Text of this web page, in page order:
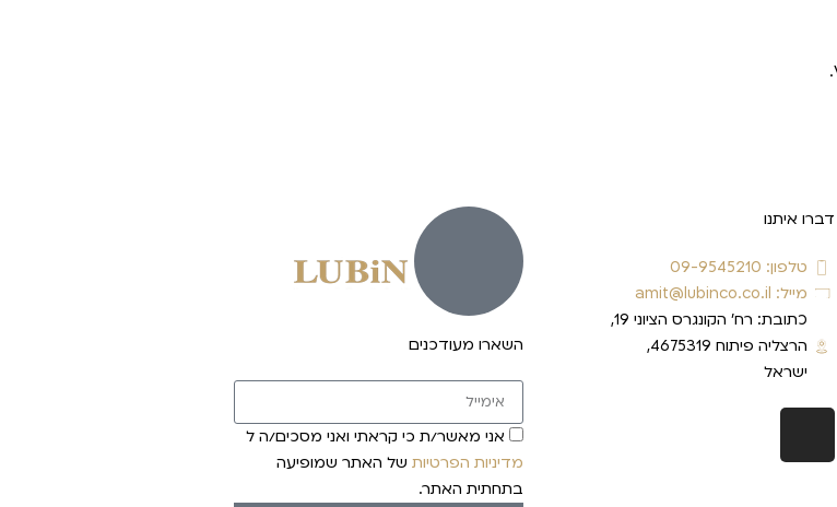
דברו איתנו
טלפון: 09-9545210
מייל: amit@lubinco.co.il
כתובת: רח’ הקונגרס הציוני 19,
הרצליה פיתוח 4675319,
ישראל
השארו מעודכנים
אני מאשר/ת כי קראתי ואני מסכים/ה ל
מדיניות הפרטיות של האתר שמופיעה
בתחתית האתר.